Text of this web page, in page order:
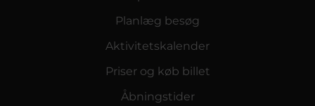
Planlæg besøg
Aktivitetskalender
Priser og køb billet
Åbningstider